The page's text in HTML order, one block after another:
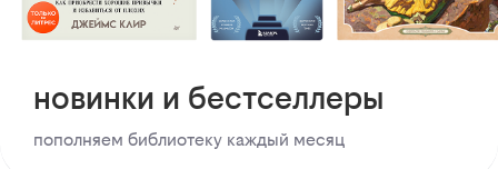
новинки и бестселлеры
пополняем библиотеку каждый месяц